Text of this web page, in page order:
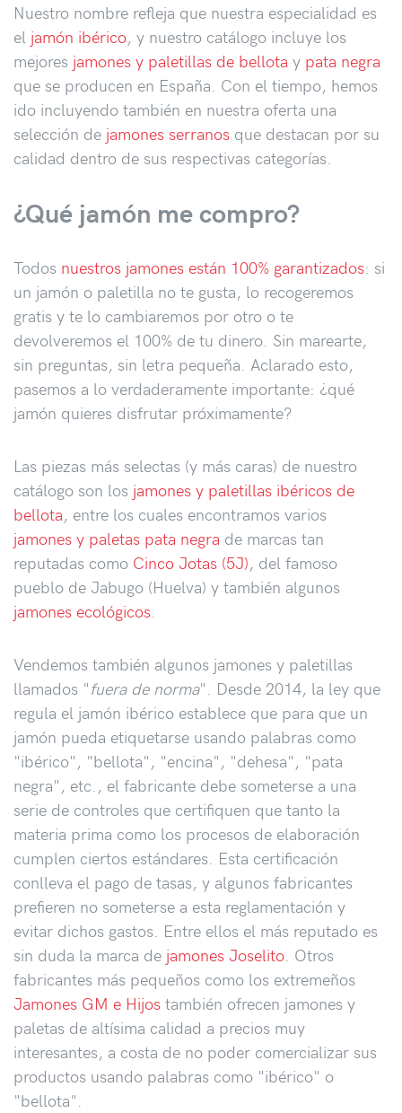
Nuestro nombre refleja que nuestra especialidad es
el jamón ibérico, y nuestro catálogo incluye los
mejores jamones y paletillas de bellota y pata negra
que se producen en España. Con el tiempo, hemos
ido incluyendo también en nuestra oferta una
selección de jamones serranos que destacan por su
calidad dentro de sus respectivas categorías.
¿Qué jamón me compro?
Todos nuestros jamones están 100% garantizados: si
un jamón o paletilla no te gusta, lo recogeremos
gratis y te lo cambiaremos por otro o te
devolveremos el 100% de tu dinero. Sin marearte,
sin preguntas, sin letra pequeña. Aclarado esto,
pasemos a lo verdaderamente importante: ¿qué
jamón quieres disfrutar próximamente?
Las piezas más selectas (y más caras) de nuestro
catálogo son los jamones y paletillas ibéricos de
bellota, entre los cuales encontramos varios
jamones y paletas pata negra de marcas tan
reputadas como Cinco Jotas (5J), del famoso
pueblo de Jabugo (Huelva) y también algunos
jamones ecológicos.
Vendemos también algunos jamones y paletillas
llamados "fuera de norma". Desde 2014, la ley que
regula el jamón ibérico establece que para que un
jamón pueda etiquetarse usando palabras como
"ibérico", "bellota", "encina", "dehesa", "pata
negra", etc., el fabricante debe someterse a una
serie de controles que certifiquen que tanto la
materia prima como los procesos de elaboración
cumplen ciertos estándares. Esta certificación
conlleva el pago de tasas, y algunos fabricantes
prefieren no someterse a esta reglamentación y
evitar dichos gastos. Entre ellos el más reputado es
sin duda la marca de jamones Joselito. Otros
fabricantes más pequeños como los extremeños
Jamones GM e Hijos también ofrecen jamones y
paletas de altísima calidad a precios muy
interesantes, a costa de no poder comercializar sus
productos usando palabras como "ibérico" o
"bellota".